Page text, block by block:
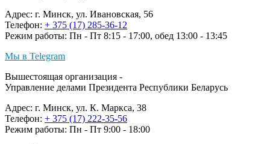
Адрес: г. Минск, ул. Ивановская, 56
Телефон: + 375 (17) 285-36-12
Режим работы: Пн - Пт 8:15 - 17:00, обед 13:00 - 13:45
Мы в Telegram
Вышестоящая организация -
Управление делами Президента Республики Беларусь
Адрес: г. Минск, ул. К. Маркса, 38
Телефон: + 375 (17) 222-35-56
Режим работы: Пн - Пт 9:00 - 18:00